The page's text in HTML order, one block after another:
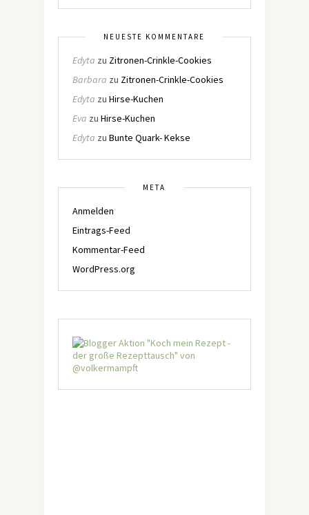
NEUESTE KOMMENTARE
Edyta zu Zitronen-Crinkle-Cookies
Barbara zu Zitronen-Crinkle-Cookies
Edyta zu Hirse-Kuchen
Eva zu Hirse-Kuchen
Edyta zu Bunte Quark- Kekse
META
Anmelden
Eintrags-Feed
Kommentar-Feed
WordPress.org